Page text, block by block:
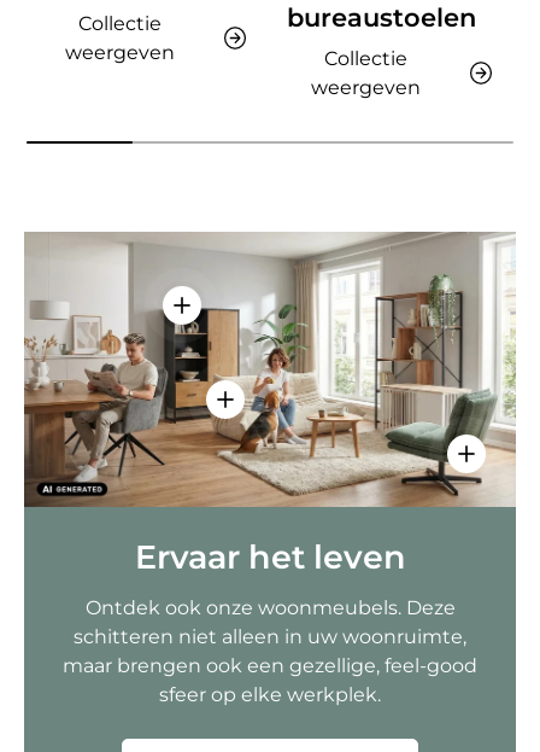
Collectie
weergeven
bureaustoelen
Collectie
weergeven
Details
Details weergeven - AMIO H -
Details weergeven - Sitzolo 2 -
Ervaar het leven
Ontdek ook onze woonmeubels. Deze
schitteren niet alleen in uw woonruimte,
maar brengen ook een gezellige, feel-good
sfeer op elke werkplek.